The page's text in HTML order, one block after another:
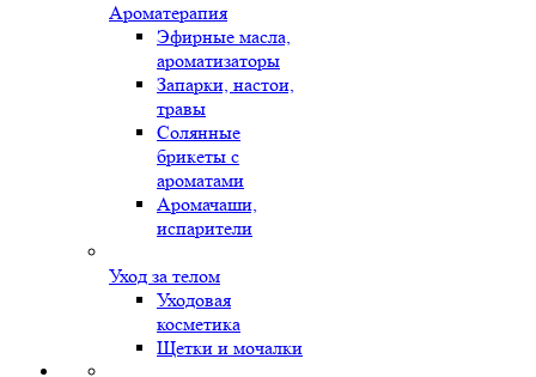
Ароматерапия
Эфирные масла,
ароматизаторы
Запарки, настои,
травы
Солянные
брикеты с
ароматами
Аромачаши,
испарители
Уход за телом
Уходовая
косметика
Щетки и мочалки